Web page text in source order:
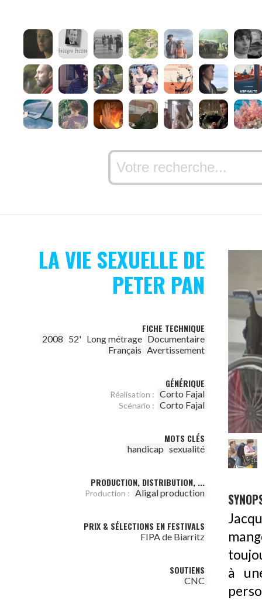
LA VIE SEXUELLE DE
PETER PAN
FICHE TECHNIQUE
2008 52' Long métrage Documentaire
Français Avertissement
GÉNÉRIQUE
Réalisation : Corto Fajal
Scénario : Corto Fajal
MOTS CLÉS
handicap sexualité
PRODUCTION, DISTRIBUTION, ...
Production : Aligal production
PRIX & SÉLECTIONS EN FESTIVALS
FIPA de Biarritz
SOUTIENS
CNC
à